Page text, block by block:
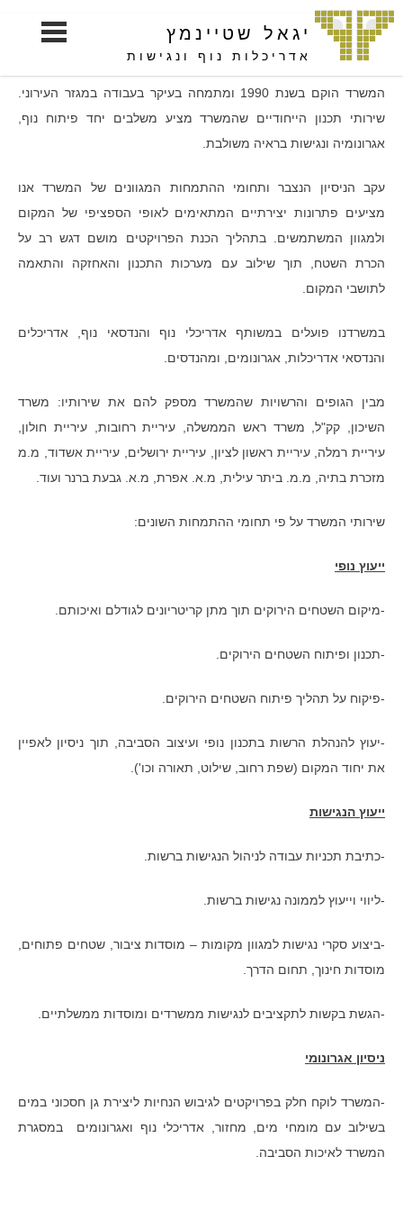
S
k
i
p
t
o
c
n
t
e
n
יגאל שטיינמץ
אדריכלות נוף ונגישות
המשרד הוקם בשנת 1990 ומתמחה בעיקר בעבודה במגזר העירוני.
שירותי תכנון הייחודיים שהמשרד מציע משלבים יחד פיתוח נוף,
אגרונומיה ונגישות בראיה משולבת.
עקב הניסיון הנצבר ותחומי ההתמחות המגוונים של המשרד אנו
מציעים פתרונות יצירתיים המתאימים לאופי הספציפי של המקום
ולמגוון המשתמשים. בתהליך הכנת הפרויקטים מושם דגש רב על
הכרת השטח, תוך שילוב עם מערכות התכנון והאחזקה והתאמה
לתושבי המקום.
במשרדנו פועלים במשותף אדריכלי נוף והנדסאי נוף, אדריכלים
והנדסאי אדריכלות, אגרונומים, ומהנדסים.
מבין הגופים והרשויות שהמשרד מספק להם את שירותיו: משרד
השיכון, קק"ל, משרד ראש הממשלה, עיריית רחובות, עיריית חולון,
עיריית רמלה, עיריית ראשון לציון, עיריית ירושלים, עיריית אשדוד, מ.מ
מזכרת בתיה, מ.מ. ביתר עילית, מ.א. אפרת, מ.א. גבעת ברנר ועוד.
שירותי המשרד על פי תחומי ההתמחות השונים:
ייעוץ נופי
-מיקום השטחים הירוקים תוך מתן קריטריונים לגודלם ואיכותם.
-תכנון ופיתוח השטחים הירוקים.
-פיקוח על תהליך פיתוח השטחים הירוקים.
-יעוץ להנהלת הרשות בתכנון נופי ועיצוב הסביבה, תוך ניסיון לאפיין
את יחוד המקום (שפת רחוב, שילוט, תאורה וכו').
ייעוץ הנגישות
-כתיבת תכניות עבודה לניהול הנגישות ברשות.
-ליווי וייעוץ לממונה נגישות ברשות.
-ביצוע סקרי נגישות למגוון מקומות – מוסדות ציבור, שטחים פתוחים,
מוסדות חינוך, תחום הדרך.
-הגשת בקשות לתקציבים לנגישות ממשרדים ומוסדות ממשלתיים.
ניסיון אגרונומי
-המשרד לוקח חלק בפרויקטים לגיבוש הנחיות ליצירת גן חסכוני במים
בשילוב עם מומחי מים, מחזור, אדריכלי נוף ואגרונומים במסגרת
המשרד לאיכות הסביבה.